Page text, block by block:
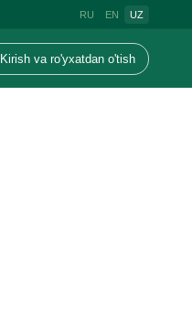
RU EN UZ
Kirish va ro'yxatdan o'tish